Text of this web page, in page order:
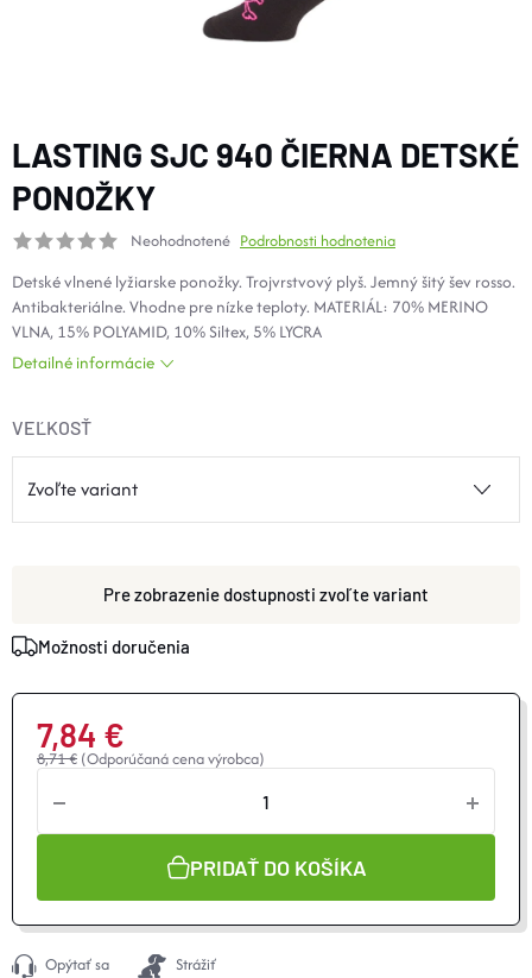
TOPÁNKY a PONOŽKY
CYKLISTIKA
Značky
Podmienky ochrany osobných údajov
Kontakty
Veľkostné tabuľky
Výmena a vrátenie
Reklamácie
Zľavové kódy
LASTING SJC 940 ČIERNA DETSKÉ
PONOŽKY
Neohodnotené Podrobnosti hodnotenia
Detské vlnené lyžiarske ponožky. Trojvrstvový plyš. Jemný šitý šev rosso.
Antibakteriálne. Vhodne pre nízke teploty. MATERIÁL: 70% MERINO
VLNA, 15% POLYAMID, 10% Siltex, 5% LYCRA
Detailné informácie
VEĽKOSŤ
zvoľte variant
Možnosti doručenia
8,71 € (Odporúčaná cena výrobca)
7,84 €
Jednotková
PRIDAŤ DO KOŠÍKA
Opýtať sa Strážiť